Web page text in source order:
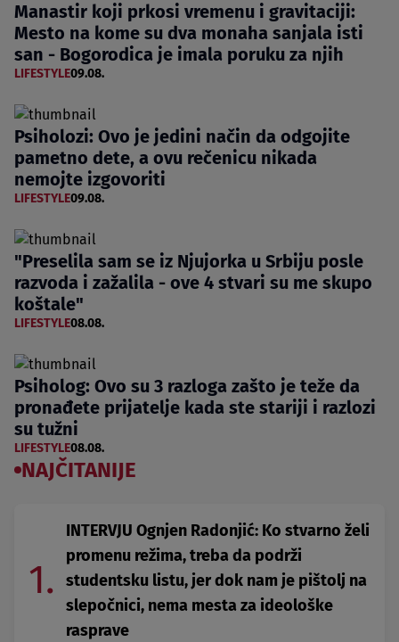
Manastir koji prkosi vremenu i gravitaciji:
Mesto na kome su dva monaha sanjala isti
san - Bogorodica je imala poruku za njih
LIFESTYLE09.08.
Psiholozi: Ovo je jedini način da odgojite
pametno dete, a ovu rečenicu nikada
nemojte izgovoriti
LIFESTYLE09.08.
"Preselila sam se iz Njujorka u Srbiju posle
razvoda i zažalila - ove 4 stvari su me skupo
koštale"
LIFESTYLE08.08.
Psiholog: Ovo su 3 razloga zašto je teže da
pronađete prijatelje kada ste stariji i razlozi
su tužni
LIFESTYLE08.08.
NAJČITANIJE
1.
INTERVJU Ognjen Radonjić: Ko stvarno želi
promenu režima, treba da podrži
studentsku listu, jer dok nam je pištolj na
slepočnici, nema mesta za ideološke
rasprave